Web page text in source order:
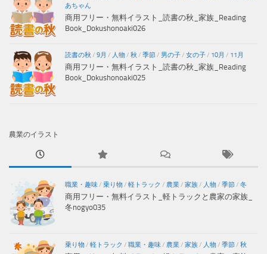
あちゃん
商用フリー・無料イラスト_読書の秋_家族_Reading
Book_Dokushonoaki026
読書の秋 / 9月 / 人物/ 秋 / 季節/ 男の子/ 女の子/ 10月 / 11月
商用フリー・無料イラスト_読書の秋_家族_Reading
Book_Dokushonoaki025
農業のイラスト
職業・趣味/ 乗り物/ 軽トラック / 農業/ 家族/ 人物/ 季節/ 冬
商用フリー・無料イラスト_軽トラックと農家の家族_
冬nogyo035
乗り物/ 軽トラック / 職業・趣味/ 農業/ 家族/ 人物/ 季節/ 秋